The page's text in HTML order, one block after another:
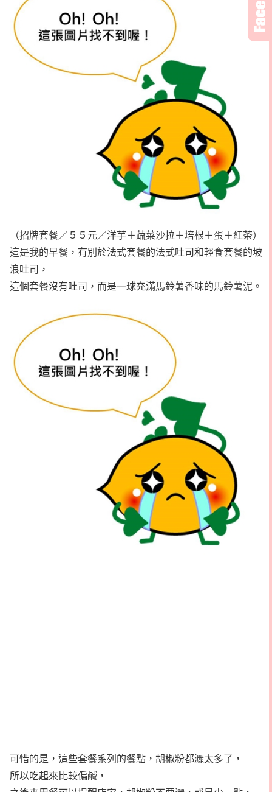
（招牌套餐／５５元／洋芋＋蔬菜沙拉＋培根＋蛋＋紅茶）
這是我的早餐，有別於法式套餐的法式吐司和輕食套餐的坡
浪吐司，
這個套餐沒有吐司，而是一球充滿馬鈴薯香味的馬鈴薯泥。
可惜的是，這些套餐系列的餐點，胡椒粉都灑太多了，
所以吃起來比較偏鹹，